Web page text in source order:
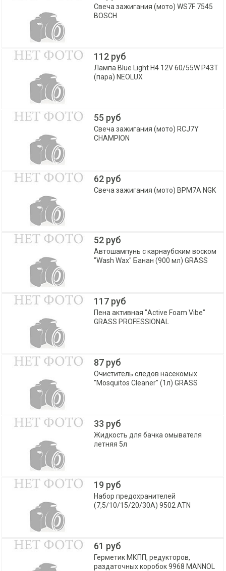
Свеча зажигания (мото) WS7F 7545
BOSCH
112 руб
Лампа Blue Light H4 12V 60/55W P43T
(пара) NEOLUX
55 руб
Свеча зажигания (мото) RCJ7Y
CHAMPION
62 руб
Свеча зажигания (мото) BPM7A NGK
52 руб
Автошампунь с карнаубским воском
"Wash Wax" Банан (900 мл) GRASS
117 руб
Пена активная "Active Foam Vibe"
GRASS PROFESSIONAL
87 руб
Очиститель следов насекомых
"Mosquitos Cleaner" (1л) GRASS
33 руб
Жидкость для бачка омывателя
летняя 5л
19 руб
Набор предохранителей
(7,5/10/15/20/30А) 9502 ATN
61 руб
Герметик МКПП, редукторов,
раздаточных коробок 9968 MANNOL